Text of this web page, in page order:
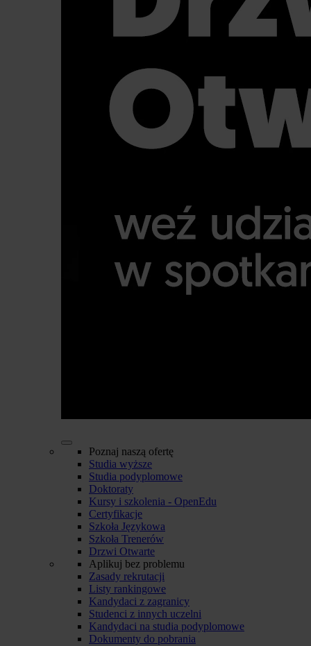
Poznaj naszą ofertę
Studia wyższe
Studia podyplomowe
Doktoraty
Kursy i szkolenia - OpenEdu
Certyfikacje
Szkoła Językowa
Szkoła Trenerów
Drzwi Otwarte
Aplikuj bez problemu
Zasady rekrutacji
Listy rankingowe
Kandydaci z zagranicy
Studenci z innych uczelni
Kandydaci na studia podyplomowe
Dokumenty do pobrania